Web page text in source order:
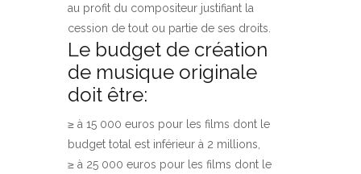
au profit du compositeur justifiant la
cession de tout ou partie de ses droits.
Le budget de création
de musique originale
doit être:
≥ à 15 000 euros pour les films dont le
budget total est inférieur à 2 millions,
≥ à 25 000 euros pour les films dont le